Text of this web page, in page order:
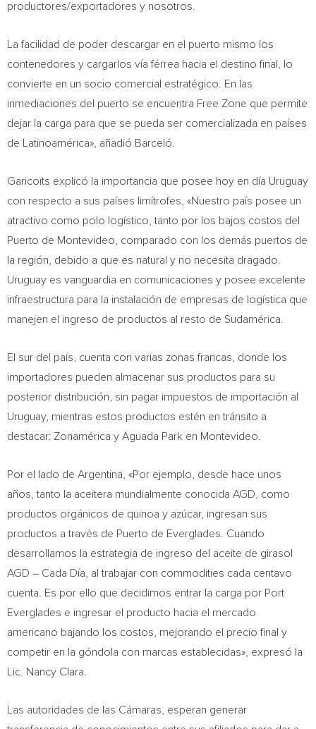
productores/exportadores y nosotros.
La facilidad de poder descargar en el puerto mismo los
contenedores y cargarlos vía férrea hacia el destino final, lo
convierte en un socio comercial estratégico. En las
inmediaciones del puerto se encuentra Free Zone que permite
dejar la carga para que se pueda ser comercializada en países
de Latinoamérica», añadió Barceló.
Garicoïts explicó la importancia que posee hoy en día Uruguay
con respecto a sus países limítrofes, «Nuestro país posee un
atractivo como polo logístico, tanto por los bajos costos del
Puerto de Montevideo , comparado con los demás puertos de
la región, debido a que es natural y no necesita dragado.
Uruguay es vanguardia en comunicaciones y posee excelente
infraestructura para la instalación de empresas de logística que
manejen el ingreso de productos al resto de Sudamérica.
El sur del país, cuenta con varias zonas francas, donde los
importadores pueden almacenar sus productos para su
posterior distribución, sin pagar impuestos de importación al
Uruguay, mientras estos productos estén en tránsito a
destacar: Zonamérica y Aguada Park en Montevideo
Por el lado de Argentina , «Por ejemplo, desde hace unos
años, tanto la aceitera mundialmente conocida AGD, como
productos orgánicos de quinoa y azúcar, ingresan sus
productos a través de Puerto de Everglades. Cuando
desarrollamos la estrategia de ingreso del aceite de girasol
AGD – Cada Día, al trabajar con commodities cada centavo
cuenta. Es por ello que decidimos entrar la carga por Port
Everglades e ingresar el producto hacia el mercado
americano bajando los costos, mejorando el precio final y
competir en la góndola con marcas establecidas», expresó la
Lic.
Nancy Clara
Las autoridades de las Cámaras, esperan generar